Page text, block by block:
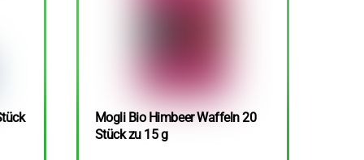
Mogli Bio Himbeer Waffeln 20
Stück zu 15 g